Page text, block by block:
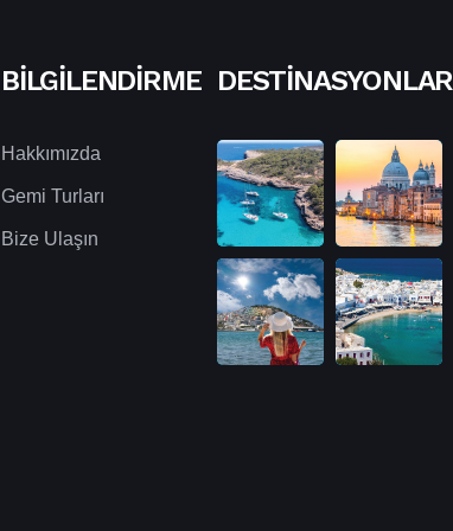
BILGILENDIRME
Hakkımızda
Gemi Turları
Bize Ulaşın
DESTINASYONLAR